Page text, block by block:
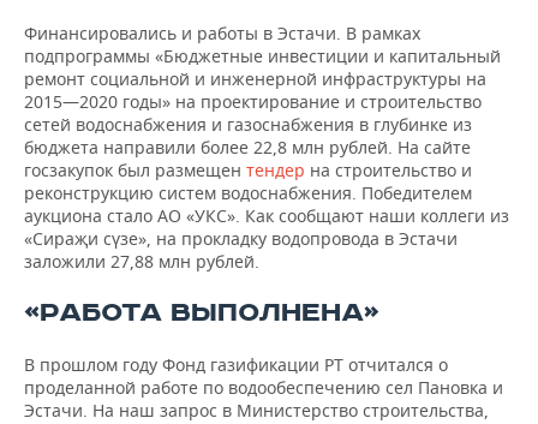
Финансировались и работы в Эстачи. В рамках
подпрограммы «Бюджетные инвестиции и капитальный
ремонт социальной и инженерной инфраструктуры на
2015—2020 годы» на проектирование и строительство
сетей водоснабжения и газоснабжения в глубинке из
бюджета направили более 22,8 млн рублей. На сайте
госзакупок был размещен тендер на строительство и
реконструкцию систем водоснабжения. Победителем
аукциона стало АО «УКС». Как сообщают наши коллеги из
«Сираҗи сүзе», на прокладку водопровода в Эстачи
заложили 27,88 млн рублей.
«РАБОТА ВЫПОЛНЕНА»
В прошлом году Фонд газификации РТ отчитался о
проделанной работе по водообеспечению сел Пановка и
Эстачи. На наш запрос в Министерство строительства,